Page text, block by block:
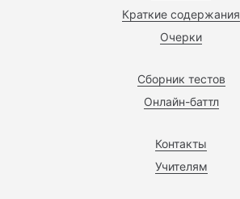
Краткие содержания
Очерки
Сборник тестов
Онлайн-баттл
Контакты
Учителям